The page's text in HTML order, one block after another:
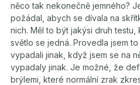
něco tak nekonečně jemného?
požádal, abych se dívala na
nich. Měl to být jakýsi druh testu,
světlo se jedná. Provedla jsem
vypadali jinak, když jsem se na
vypadaly jinak. Je možné, že
brýlemi, které normální zrak